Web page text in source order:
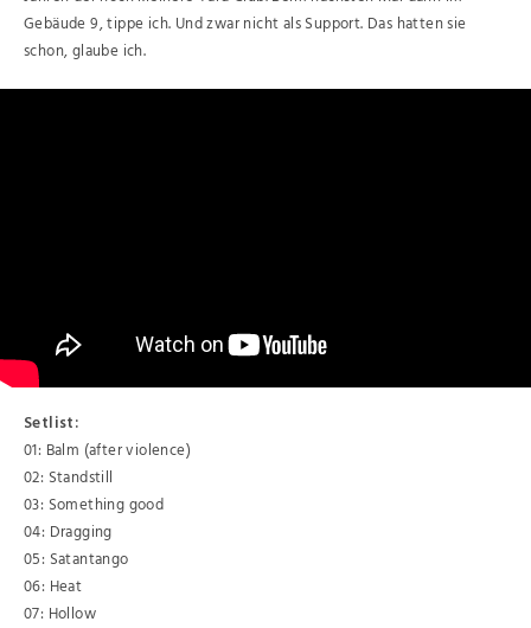
Gebäude 9, tippe ich. Und zwar nicht als Support. Das hatten sie
schon, glaube ich.
Setlist:
01: Balm (after violence)
02: Standstill
03: Something good
04: Dragging
05: Satantango
06: Heat
07: Hollow